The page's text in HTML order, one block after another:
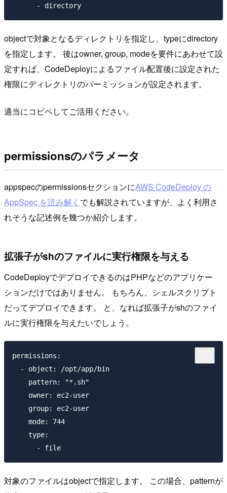
objectで対象となるディレクトリを指定し、typeにdirectory
を指定します。 後はowner, group, modeを要件にあわせて設
定すれば、CodeDeployによるファイル配置後に設定された
権限にディレクトリのパーミッションが設定されます。
適当にコピペしてご活用ください。
permissionsのパラメータ
appspecのpermissionsセクションにAWS CodeDeploy の
AppSpec を読み解く でも解説されていますが、よく利用さ
れそうな記述例を幾つか紹介します。
拡張子がshのファイルに実行権限を与える
CodeDeployでデプロイできるのはPHPなどのアプリケー
ションだけではありません。 もちろん、シェルスクリプト
だってデプロイできます。 と、なれば拡張子がshのファイ
ルに実行権限を与えたいでしょう。
permissions:
  - object: /opt/app/bin
    pattern: "*.sh"
    owner: ec2-user
    group: ec2-user
    mode: 744
    type:
対象のファイルはobjectで指定します。 この場合、patternが